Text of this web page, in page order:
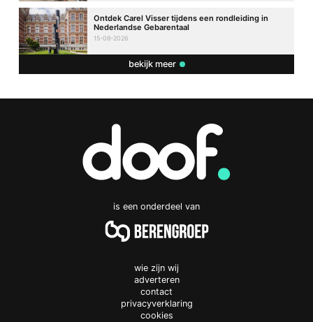
Ontdek Carel Visser tijdens een rondleiding in
Nederlandse Gebarentaal
15-08-2026
bekijk meer
is een onderdeel van
wie zijn wij
adverteren
contact
privacyverklaring
cookies